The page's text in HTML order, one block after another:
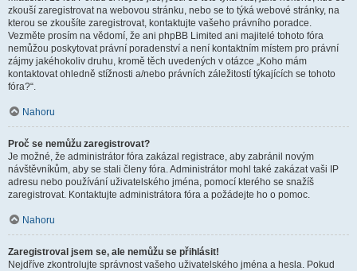
zkouší zaregistrovat na webovou stránku, nebo se to týká webové stránky, na
kterou se zkoušíte zaregistrovat, kontaktujte vašeho právního poradce.
Vezměte prosím na vědomí, že ani phpBB Limited ani majitelé tohoto fóra
nemůžou poskytovat právní poradenství a není kontaktním místem pro právní
zájmy jakéhokoliv druhu, kromě těch uvedených v otázce „Koho mám
kontaktovat ohledně stížnosti a/nebo právních záležitostí týkajících se tohoto
fóra?“.
Nahoru
Proč se nemůžu zaregistrovat?
Je možné, že administrátor fóra zakázal registrace, aby zabránil novým
návštěvníkům, aby se stali členy fóra. Administrátor mohl také zakázat vaši IP
adresu nebo používání uživatelského jména, pomocí kterého se snažíš
zaregistrovat. Kontaktujte administrátora fóra a požádejte ho o pomoc.
Nahoru
Zaregistroval jsem se, ale nemůžu se přihlásit!
Nejdříve zkontrolujte správnost vašeho uživatelského jména a hesla. Pokud